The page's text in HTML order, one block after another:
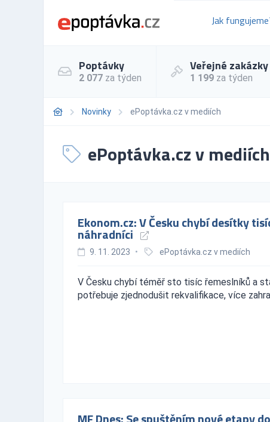
Jak
Poptávky
2 077 za týden
Veřejné zakázky
1 199 za týden
Novinky ePoptávka.cz v mediích
ePoptávka.cz v mediích
Ekonom.cz: V Česku chybí desítky
náhradníci
9. 11. 2023 • ePoptávka.cz v mediích
V Česku chybí téměř sto tisíc řemeslníků a
potřebuje zjednodušit rekvalifikace, více